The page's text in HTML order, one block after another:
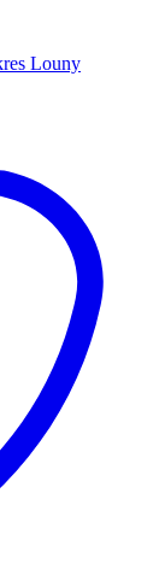
Louny